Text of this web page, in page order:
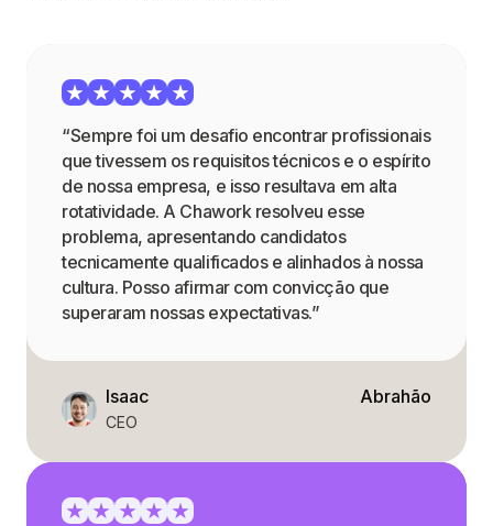
“Sempre foi um desafio encontrar profissionais
que tivessem os requisitos técnicos e o espírito
de nossa empresa, e isso resultava em alta
rotatividade. A Chawork resolveu esse
problema, apresentando candidatos
tecnicamente qualificados e alinhados à nossa
cultura. Posso afirmar com convicção que
superaram nossas expectativas.”
Isaac
CEO
Abrahão